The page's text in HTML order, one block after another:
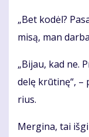
„Bet ko­dėl?
mi­są, man
„Bi­jau, kad ne.
de­lę krū­ti­nę“,
rius.
Mer­gi­na, tai